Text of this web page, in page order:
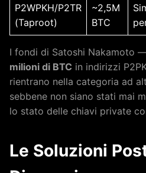
P2WPKH/P2TR
(Taproot)
~2,5M
BTC
I fondi di Satoshi Nakamoto
milioni di BTC in indirizzi
rientrano nella categoria ad
sebbene non siano stati mai
lo stato delle chiavi private
Le Soluzioni